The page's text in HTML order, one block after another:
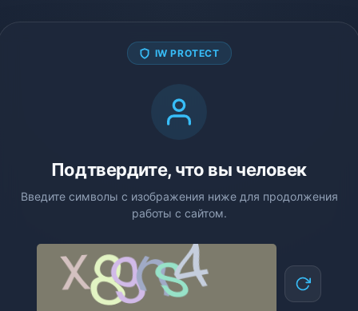
IW PROTECT
Подтвердите, что вы человек
Введите символы с изображения ниже для продолжения
работы с сайтом.